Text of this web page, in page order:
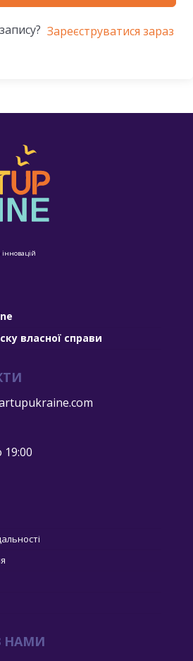
Зареєструватися зараз
власної справи
НАМИ